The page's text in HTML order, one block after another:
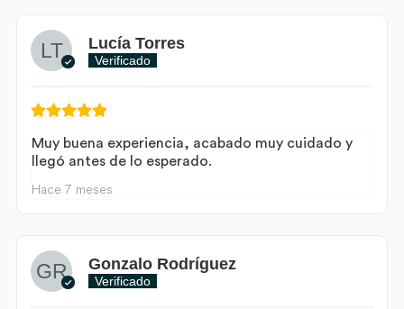
Lucía Torres
Verificado
Muy buena experiencia, acabado muy cuidado y
llegó antes de lo esperado.
Hace 7 meses
Gonzalo Rodríguez
Verificado